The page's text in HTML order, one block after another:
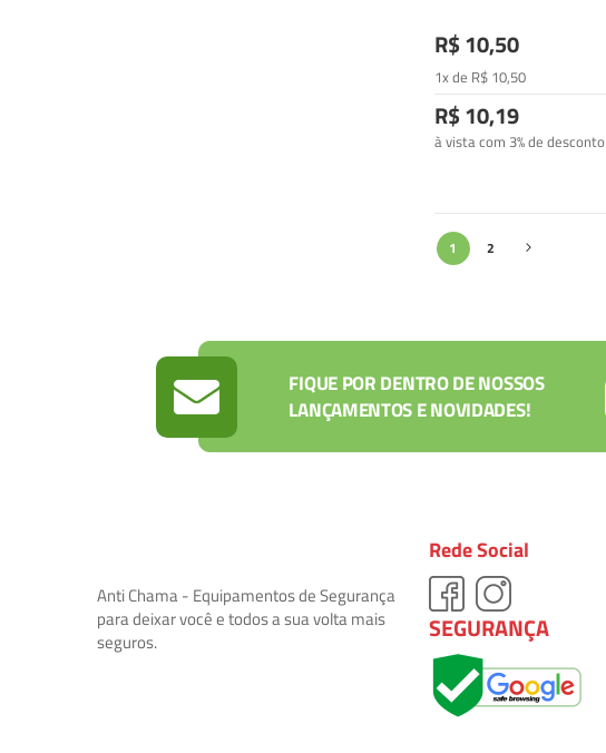
R$ 10,50
1x de R$ 10,50
R$ 10,19
à vista com 3% de desconto
Página
Você
está
1 Página
2
FIQUE POR DENTRO DE NOSSOS
LANÇAMENTOS E NOVIDADES!
Anti Chama - Equipamentos de Segurança
para deixar você e todos a sua volta mais
seguros.
Rede Social
SEGURANÇA